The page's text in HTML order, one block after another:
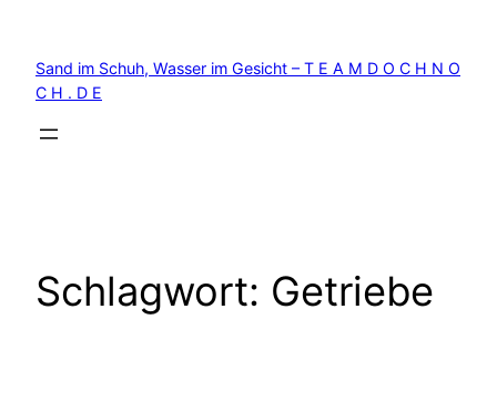
springen
Sand im Schuh, Wasser im Gesicht – T E A M D O C H N O
C H . D E
Schlagwort: Getriebe